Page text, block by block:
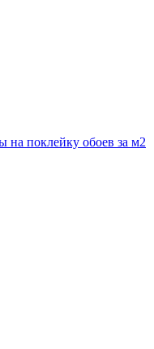
на поклейку обоев за м2